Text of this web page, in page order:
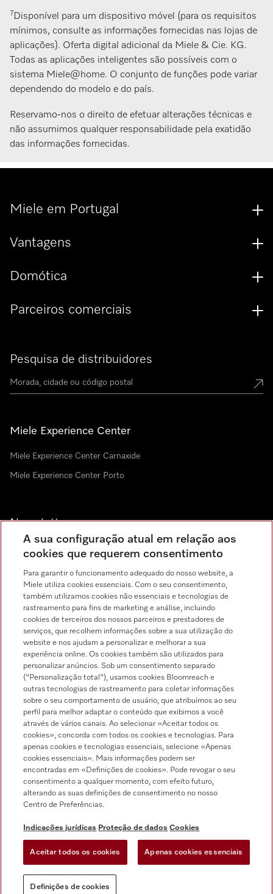
7Disponível para um dispositivo móvel (para os requisitos
mínimos, consulte as informações fornecidas nas lojas de
aplicações). Oferta digital adicional da Miele & Cie. KG.
Todas as aplicações inteligentes são possíveis com o
sistema Miele@home. O conjunto de funções pode variar
dependendo do modelo e do país.
Reservamo-nos o direito de efetuar alterações técnicas e
não assumimos qualquer responsabilidade pela exatidão
das informações fornecidas.
Pesquisa de distribuidores
Miele Experience Center
Miele Experience Center Carnaxide
Miele Experience Center Porto
Newsletter
Miele em Portugal
Vantagens
Domótica
Parceiros comerciais
Indicações jurídicas
Condições gerais
Proteção de dados
Condições de utilização
Livro de reclamações
Canal de Ética
Formulário de livre resolução
Definições de cookies
Miele no Instagram
Miele no Facebook
Miele no Youtube
A sua configuração atual em relação aos
cookies que requerem consentimento
Para garantir o funcionamento adequado do nosso website, a
Miele utiliza cookies essenciais. Com o seu consentimento,
também utilizamos cookies não essenciais e tecnologias de
rastreamento para fins de marketing e análise, incluindo
cookies de terceiros dos nossos parceiros e prestadores de
serviços, que recolhem informações sobre a sua utilização do
website e nos ajudam a personalizar e melhorar a sua
experiência online. Os cookies também são utilizados para
personalizar anúncios. Sob um consentimento separado
("Personalização total"), usamos cookies Bloomreach e
outras tecnologias de rastreamento para coletar informações
sobre o seu comportamento de usuário, que atribuímos ao seu
perfil para melhor adaptar o conteúdo que exibimos a você
através de vários canais. Ao selecionar «Aceitar todos os
cookies», concorda com todos os cookies e tecnologias. Para
apenas cookies e tecnologias essenciais, selecione «Apenas
cookies essenciais». Mais informações podem ser
encontradas em «Definições de cookies». Pode revogar o seu
consentimento a qualquer momento, com efeito futuro,
alterando as suas definições de consentimento no nosso
Centro de Preferências.
Indicações jurídicas Proteção de dados Cookies
Aceitar todos os cookies Apenas cookies essenciais
Definições de cookies